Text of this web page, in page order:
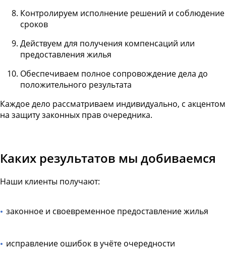
Контролируем исполнение решений и соблюдение
сроков
Действуем для получения компенсаций или
предоставления жилья
Обеспечиваем полное сопровождение дела до
положительного результата
Каждое дело рассматриваем индивидуально, с акцентом
на защиту законных прав очередника.
Каких результатов мы добиваемся
Наши клиенты получают:
законное и своевременное предоставление жилья
исправление ошибок в учёте очередности